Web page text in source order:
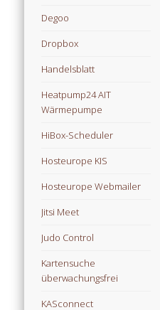
Degoo
Dropbox
Handelsblatt
Heatpump24 AIT
Wärmepumpe
HiBox-Scheduler
Hosteurope KIS
Hosteurope Webmailer
Jitsi Meet
Judo Control
Kartensuche
überwachungsfrei
KASconnect